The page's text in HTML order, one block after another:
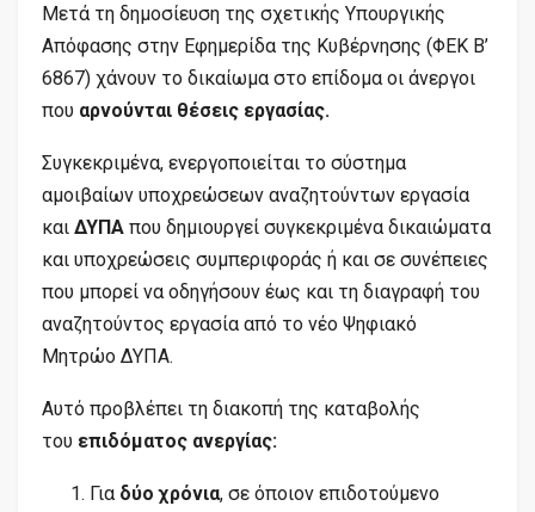
Μετά τη δημοσίευση της σχετικής Υπουργικής
Απόφασης στην Εφημερίδα της Κυβέρνησης (ΦΕΚ Β’
6867) χάνουν το δικαίωμα στο επίδομα οι άνεργοι
που αρνούνται θέσεις εργασίας.
Συγκεκριμένα, ενεργοποιείται το σύστημα
αμοιβαίων υποχρεώσεων αναζητούντων εργασία
και ΔΥΠΑ που δημιουργεί συγκεκριμένα δικαιώματα
και υποχρεώσεις συμπεριφοράς ή και σε συνέπειες
που μπορεί να οδηγήσουν έως και τη διαγραφή του
αναζητούντος εργασία από το νέο Ψηφιακό
Μητρώο ΔΥΠΑ.
Αυτό προβλέπει τη διακοπή της καταβολής
του επιδόματος ανεργίας:
Για δύο χρόνια, σε όποιον επιδοτούμενο